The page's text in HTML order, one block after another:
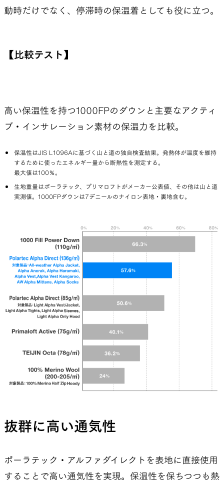
動時だけでなく、停滞時の保温着としても役に立つ。
【比較テスト】
高い保温性を持つ1000FPのダウンと主要なアクティ
ブ・インサレーション素材の保温力を比較。
保温性はJIS L1096Aに基づく山と道の独自検査結果。発熱体が温度を維持
するために使ったエネルギー量から断熱性を測定する。
最大値は100％。
生地重量はポーラテック、プリマロフトがメーカー公表値、その他は山と道
実測値。1000FPダウンは7デニールのナイロン表地・裏地含む。
抜群に高い通気性
ポーラテック・アルファダイレクトを表地に直接使用
することで高い通気性を実現。保温性を保ちつつも熱